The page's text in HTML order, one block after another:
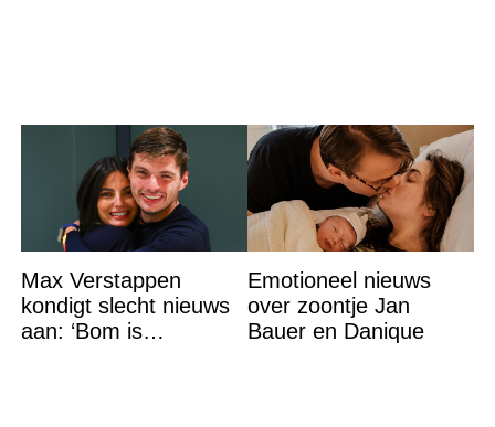
Max Verstappen
kondigt slecht nieuws
aan: ‘Bom is
Emotioneel nieuws
over zoontje Jan
Bauer en Danique